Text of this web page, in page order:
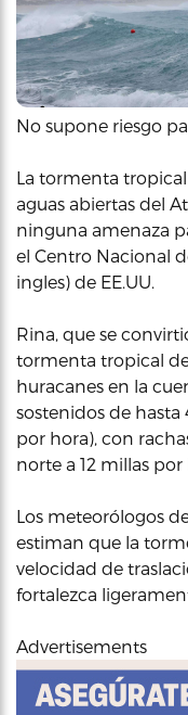
No supone riesgo
La tormenta
aguas abiertas del
ninguna amenaza
el Centro Nacional
ingles) de EE.UU.
Rina, que se
tormenta tropical
huracanes en la
sostenidos de
por hora), con
norte a 12 millas
Los meteorólogos
estiman que la
velocidad de
fortalezca
Advertisements